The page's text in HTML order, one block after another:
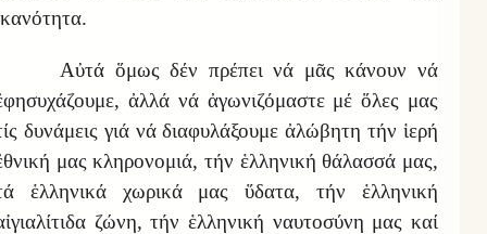
Αὐτά ὅμως δέν πρέπει νά μᾶς κάνουν νά
ἀλλά νά ἀγωνιζόμαστε μέ ὅλες μας
δυνάμεις γιά νά διαφυλάξουμε ἀλώβητη τήν ἱερή
μας κληρονομιά, τήν ἑλληνική θάλασσά μας,
ἑλληνικά χωρικά μας ὕδατα, τήν ἑλληνική
ζώνη, τήν ἑλληνική ναυτοσύνη μας καί